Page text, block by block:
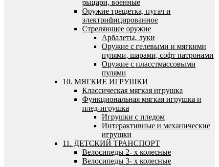
рыцари, военные
Оружие трещетка, пугач и
электрифицированное
Стреляющее оружие
Арбалеты, луки
Оружие с гелевыми и мягкими
пулями, шарами, софт патронами
Оружие с пласстмассовыми
пулями
10. МЯГКИЕ ИГРУШКИ
Классическая мягкая игрушка
Функциональная мягкая игрушка и
плед-игрушка
Игрушки с пледом
Интерактивные и механические
игрушки
11. ДЕТСКИЙ ТРАНСПОРТ
Велосипеды 2- х колесные
Велосипеды 3- х колесные